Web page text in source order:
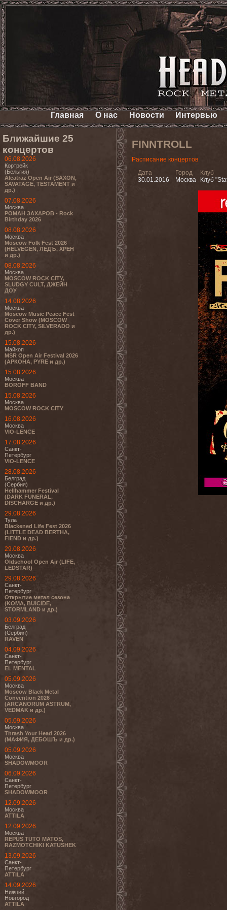
Главная О нас Новости Интервью
Ближайшие 25
концертов
06.08.2026
Кортрейк
(Бельгия)
Alcatraz Open Air (SAXON,
SAVATAGE, TESTAMENT и
др.)
07.08.2026
Москва
РОМАН ЗАХАРОВ - Rock
Birthday 2026
08.08.2026
Москва
Moscow Folk Fest 2026
(HELVEGEN, ЛЕДЪ, ХРЕН
и др.)
08.08.2026
Москва
MOSCOW ROCK CITY,
SLUDGY CULT, ДЖЕЙН
ДОУ
14.08.2026
Москва
Moscow Music Peace Fest
Cover Show (MOSCOW
ROCK CITY, SILVERADO и
др.)
15.08.2026
Майкоп
MSR Open Air Festival 2026
(АРКОНА, PYRE и др.)
15.08.2026
Москва
BOROFF BAND
15.08.2026
Москва
MOSCOW ROCK CITY
16.08.2026
Москва
VIO-LENCE
17.08.2026
Санкт-
Петербург
VIO-LENCE
28.08.2026
Белград
(Сербия)
Hellhammer Festival
(DARK FUNERAL,
DISCHARGE и др.)
29.08.2026
Тула
Blackened Life Fest 2026
(LITTLE DEAD BERTHA,
FIEND и др.)
29.08.2026
Москва
Oldschool Open Air (LIFE,
LEDSTAR)
29.08.2026
Санкт-
Петербург
Открытие метал сезона
(KOMA, BUICIDE,
STORMLAND и др.)
03.09.2026
Белград
(Сербия)
RAVEN
04.09.2026
Санкт-
Петербург
EL MENTAL
05.09.2026
Москва
Moscow Black Metal
Convention 2026
(ARCANORUM ASTRUM,
VEDMAK и др.)
05.09.2026
Москва
Thrash Your Head 2026
(МАФИЯ, ДЕБОШЪ и др.)
05.09.2026
Москва
SHADOWMOOR
06.09.2026
Санкт-
Петербург
SHADOWMOOR
12.09.2026
Москва
ATTILA
12.09.2026
Москва
REPUS TUTO MATOS,
RAZMOTCHIKI KATUSHEK
13.09.2026
Санкт-
Петербург
ATTILA
14.09.2026
Нижний
Новгород
ATTILA
FINNTROLL
Расписание концертов
Дата
30.01.2016
Город
Москва
Клуб
Клуб